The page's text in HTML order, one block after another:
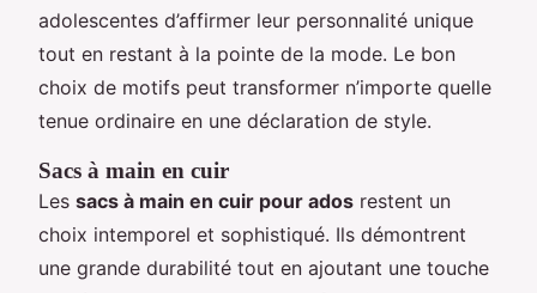
adolescentes d’affirmer leur personnalité unique
tout en restant à la pointe de la mode. Le bon
choix de motifs peut transformer n’importe quelle
tenue ordinaire en une déclaration de style.
Sacs à main en cuir
Les sacs à main en cuir pour ados restent un
choix intemporel et sophistiqué. Ils démontrent
une grande durabilité tout en ajoutant une touche